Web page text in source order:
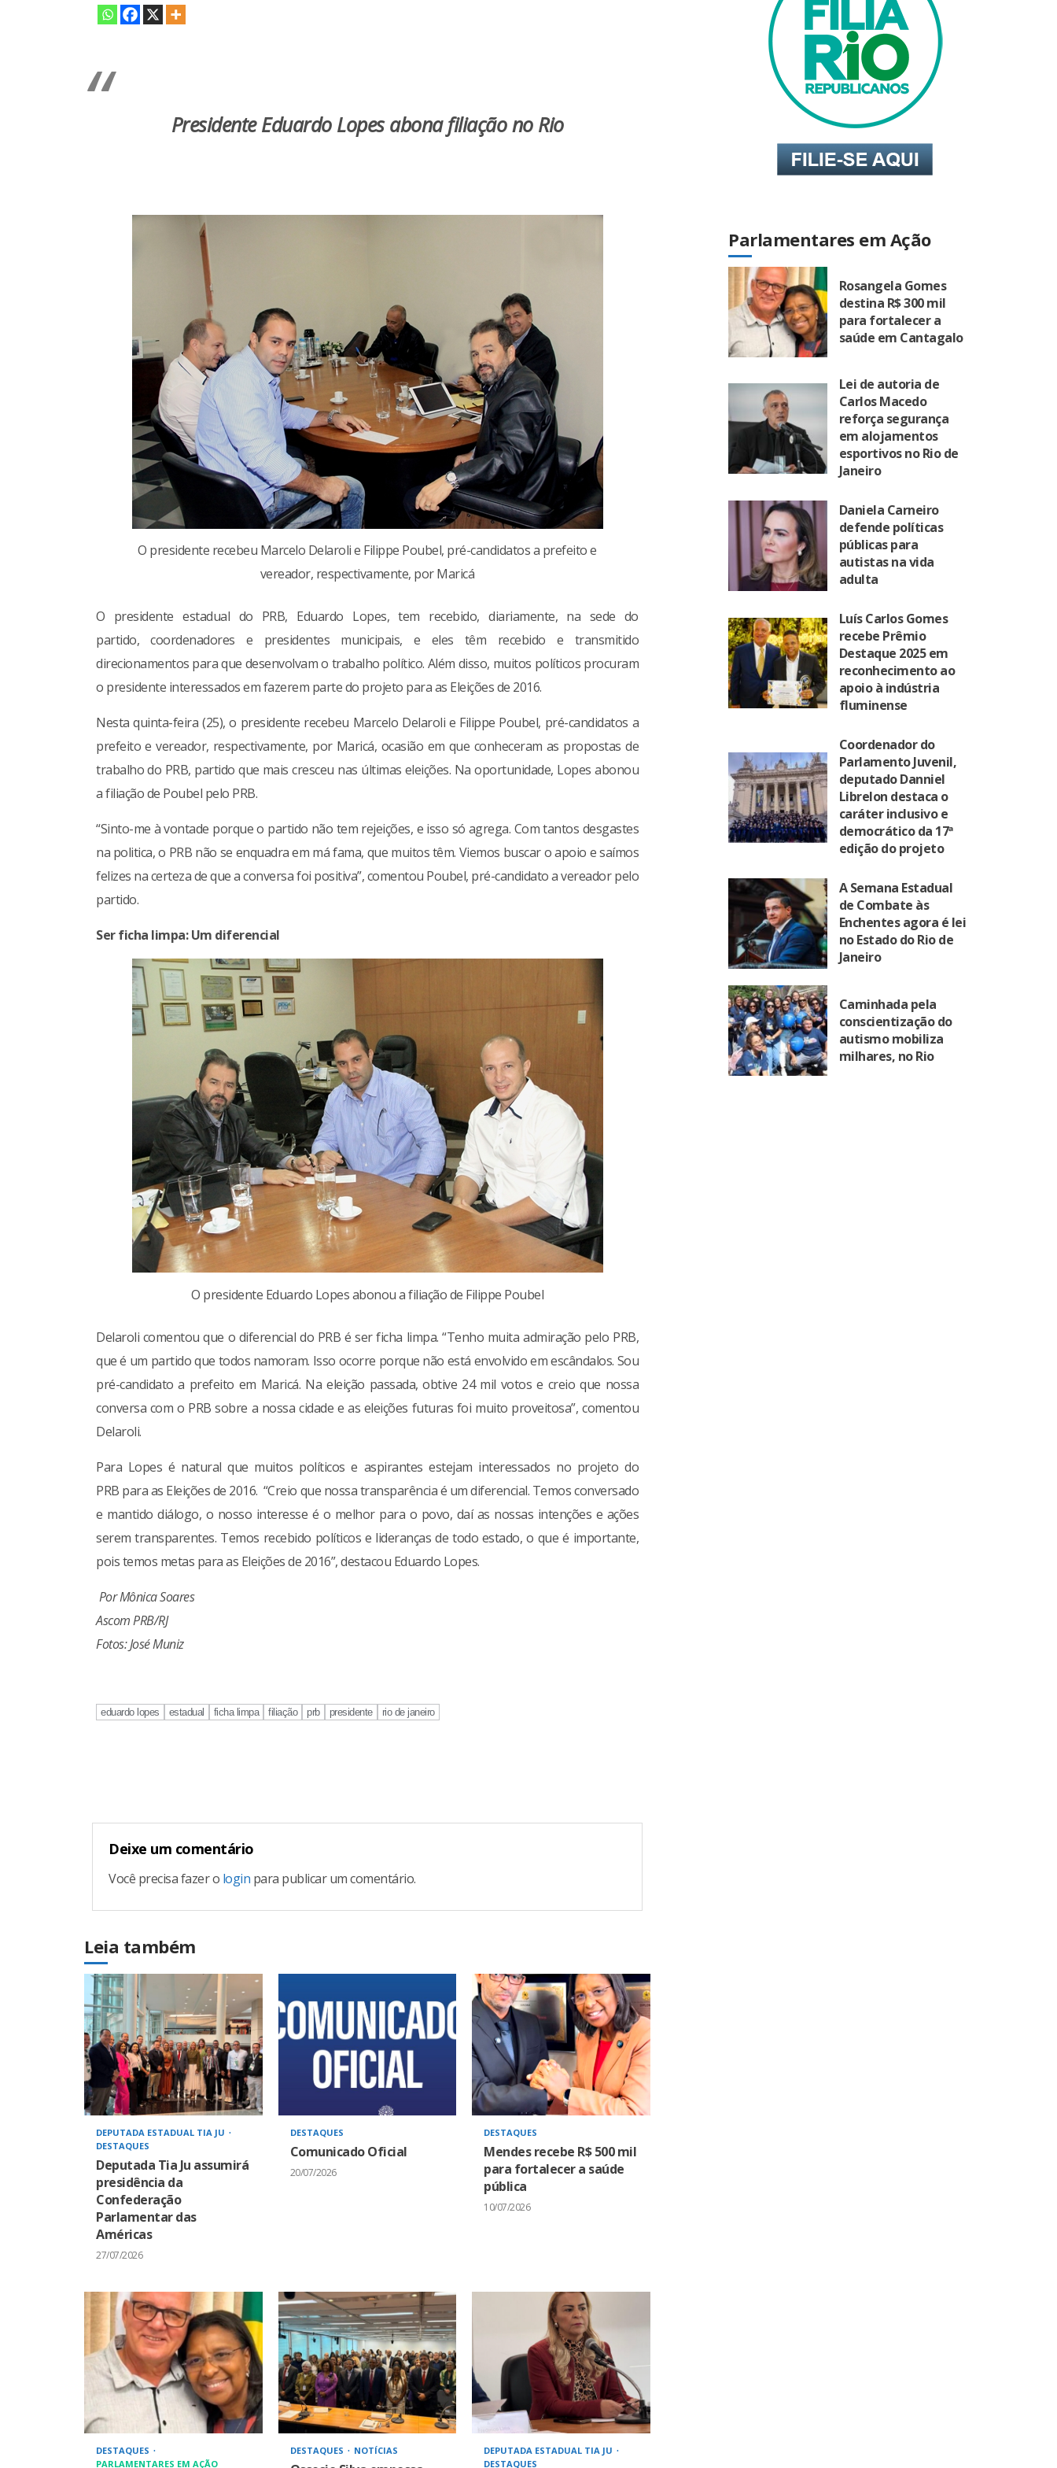
Presidente Eduardo Lopes abona filiação no Rio
O presidente recebeu Marcelo Delaroli e Filippe Poubel, pré-candidatos a prefeito e
vereador, respectivamente, por Maricá
O presidente estadual do PRB, Eduardo Lopes, tem recebido, diariamente, na sede do
partido, coordenadores e presidentes municipais, e eles têm recebido e transmitido
direcionamentos para que desenvolvam o trabalho político. Além disso, muitos políticos procuram
o presidente interessados em fazerem parte do projeto para as Eleições de 2016.
Nesta quinta-feira (25), o presidente recebeu Marcelo Delaroli e Filippe Poubel, pré-candidatos a
prefeito e vereador, respectivamente, por Maricá, ocasião em que conheceram as propostas de
trabalho do PRB, partido que mais cresceu nas últimas eleições. Na oportunidade, Lopes abonou
a filiação de Poubel pelo PRB.
“Sinto-me à vontade porque o partido não tem rejeições, e isso só agrega. Com tantos desgastes
na politica, o PRB não se enquadra em má fama, que muitos têm. Viemos buscar o apoio e saímos
felizes na certeza de que a conversa foi positiva”, comentou Poubel, pré-candidato a vereador pelo
partido.
Ser ficha limpa: Um diferencial
O presidente Eduardo Lopes abonou a filiação de Filippe Poubel
Delaroli comentou que o diferencial do PRB é ser ficha limpa. “Tenho muita admiração pelo PRB,
que é um partido que todos namoram. Isso ocorre porque não está envolvido em escândalos. Sou
pré-candidato a prefeito em Maricá. Na eleição passada, obtive 24 mil votos e creio que nossa
conversa com o PRB sobre a nossa cidade e as eleições futuras foi muito proveitosa”, comentou
Delaroli.
Para Lopes é natural que muitos políticos e aspirantes estejam interessados no projeto do
PRB para as Eleições de 2016. “Creio que nossa transparência é um diferencial. Temos conversado
e mantido diálogo, o nosso interesse é o melhor para o povo, daí as nossas intenções e ações
serem transparentes. Temos recebido políticos e lideranças de todo estado, o que é importante,
pois temos metas para as Eleições de 2016”, destacou Eduardo Lopes.
Por Mônica Soares
Ascom PRB/RJ
Fotos: José Muniz
eduardo lopes estadual ficha limpa filiação prb presidente rio de janeiro
Deixe um comentário
Você precisa fazer o login para publicar um comentário.
Leia também
DEPUTADA ESTADUAL TIA JU
DESTAQUES
Deputada Tia Ju assumirá
presidência da
Confederação
Parlamentar das
Américas
27/07/2026
DESTAQUES
Comunicado Oficial
20/07/2026
DESTAQUES
Mendes recebe R$ 500 mil
para fortalecer a saúde
pública
10/07/2026
DESTAQUES
PARLAMENTARES EM AÇÃO
DESTAQUES NOTÍCIAS
DEPUTADA ESTADUAL TIA JU
DESTAQUES
Parlamentares em Ação
Rosangela Gomes
destina R$ 300 mil
para fortalecer a
saúde em Cantagalo
Lei de autoria de
Carlos Macedo
reforça segurança
em alojamentos
esportivos no Rio de
Janeiro
Daniela Carneiro
defende políticas
públicas para
autistas na vida
adulta
Luís Carlos Gomes
recebe Prêmio
Destaque 2025 em
reconhecimento ao
apoio à indústria
fluminense
Coordenador do
Parlamento Juvenil,
deputado Danniel
Librelon destaca o
caráter inclusivo e
democrático da 17ª
edição do projeto
A Semana Estadual
de Combate às
Enchentes agora é lei
no Estado do Rio de
Janeiro
Caminhada pela
conscientização do
autismo mobiliza
milhares, no Rio